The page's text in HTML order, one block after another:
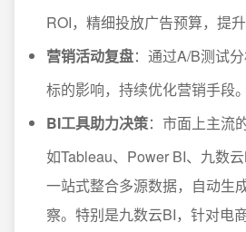
ROI，精细投放广告预算，提
营销活动复盘：通过A/B测试
标的影响，持续优化营销手段。
BI工具助力决策：市面上主流
如Tableau、Power BI、九数
一站式整合多源数据，自动生
察。特别是九数云BI，针对电